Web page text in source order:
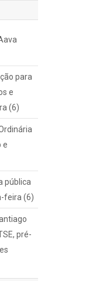
para
e
(6)
e
pública
feira (6)
pré-